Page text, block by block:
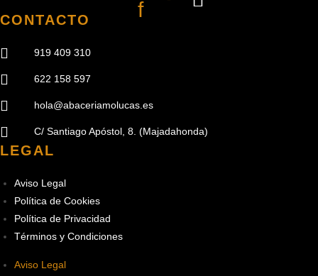
f
CONTACTO
919 409 310
622 158 597
hola@abaceriamolucas.es
C/ Santiago Apóstol, 8. (Majadahonda)
LEGAL
Aviso Legal
Política de Cookies
Política de Privacidad
Términos y Condiciones
Aviso Legal